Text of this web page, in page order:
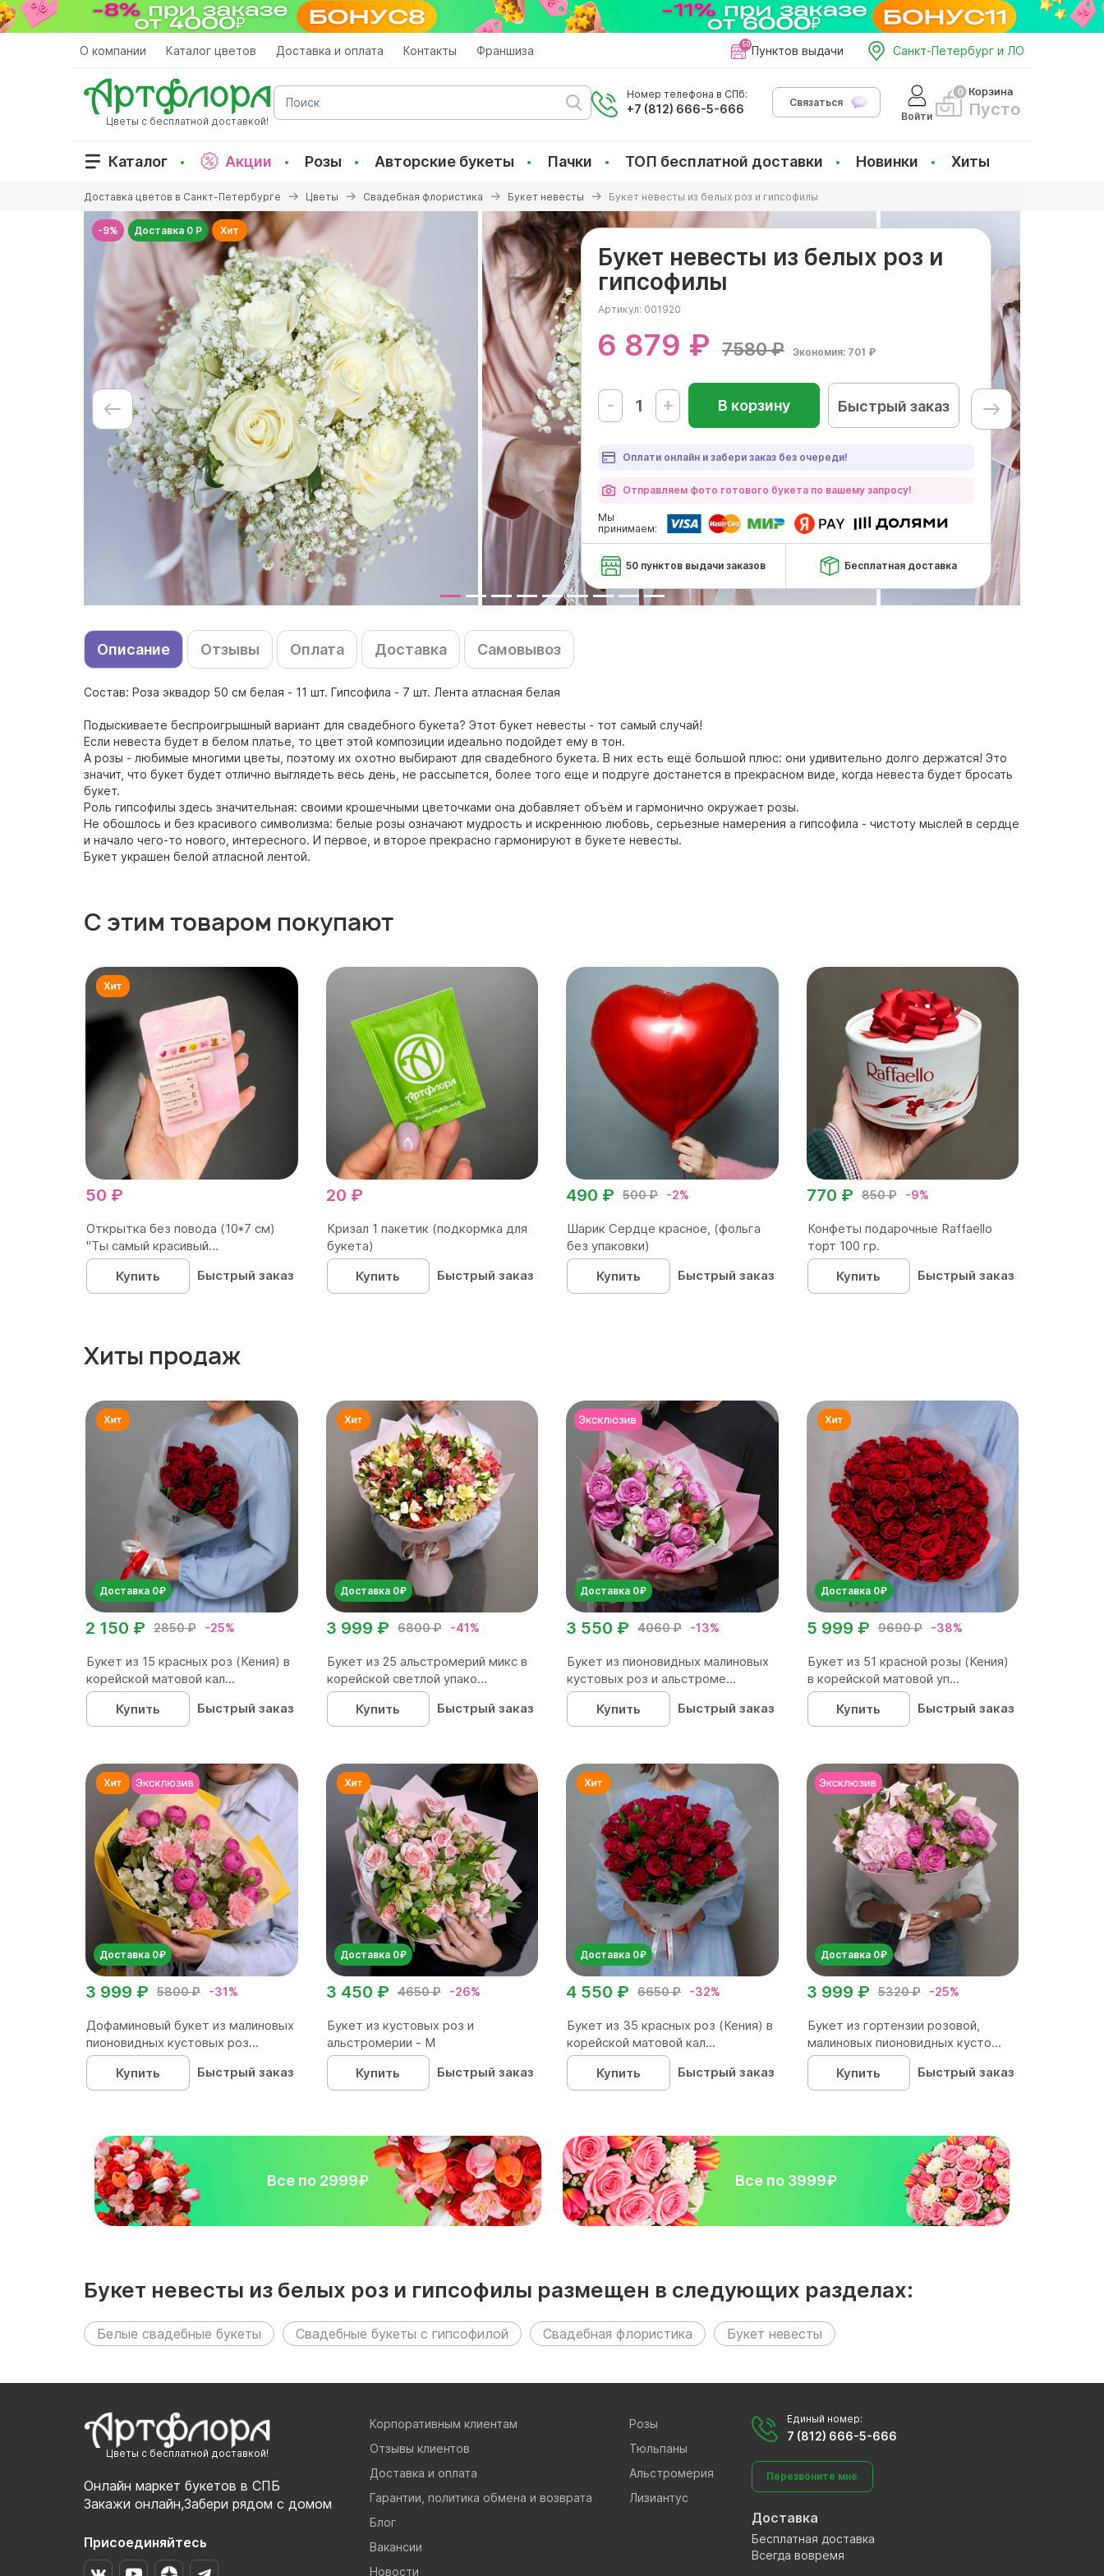
Перейти
к
О компании Каталог цветов Доставка и оплата Контакты Франшиза Пунктов выдачи Санкт-Петербург и ЛО
Цветы с бесплатной доставкой!
Поиск
Номер телефона в СПб:
+7 (812) 666-5-666
Связаться
Войти
Корзина
Пусто
Каталог Акции Розы Авторские букеты Пачки ТОП бесплатной доставки Новинки Хиты
здесь
Доставка цветов в Санкт-Петербурге Цветы Свадебная флористика Букет невесты Букет невесты из белых роз и гипсофилы
-9% Доставка 0 Р Хит
Букет невесты из белых роз и
гипсофилы
Артикул: 001920
6 879 ₽ 7580 ₽ Экономия: 701 ₽
- + В корзину Быстрый заказ
Оплати онлайн и забери заказ без очереди!
Отправляем фото готового букета по вашему запросу!
Мы
принимаем:
50 пунктов выдачи заказов Бесплатная доставка
Описание Отзывы Оплата Доставка Самовывоз
Состав: Роза эквадор 50 см белая - 11 шт. Гипсофила - 7 шт. Лента атласная белая
Подыскиваете беспроигрышный вариант для свадебного букета? Этот букет невесты - тот самый случай!
Если невеста будет в белом платье, то цвет этой композиции идеально подойдет ему в тон.
А розы - любимые многими цветы, поэтому их охотно выбирают для свадебного букета. В них есть ещё большой плюс: они удивительно долго держатся! Это
значит, что букет будет отлично выглядеть весь день, не рассыпется, более того еще и подруге достанется в прекрасном виде, когда невеста будет бросать
букет.
Роль гипсофилы здесь значительная: своими крошечными цветочками она добавляет объём и гармонично окружает розы.
Не обошлось и без красивого символизма: белые розы означают мудрость и искреннюю любовь, серьезные намерения а гипсофила - чистоту мыслей в сердце
и начало чего-то нового, интересного. И первое, и второе прекрасно гармонируют в букете невесты.
Букет украшен белой атласной лентой.
С этим товаром покупают
50 ₽
Открытка без повода (10*7 см)
"Ты самый красивый...
Купить
Быстрый заказ
20 ₽
Кризал 1 пакетик (подкормка для
букета)
Купить
Быстрый заказ
500 ₽ -2%
490 ₽
Шарик Сердце красное, (фольга
без упаковки)
Купить
Быстрый заказ
850 ₽ -9%
770 ₽
Конфеты подарочные Raffaello
торт 100 гр.
Купить
Быстрый заказ
Хиты продаж
Доставка 0₽
2850 ₽ -25%
2 150 ₽
Букет из 15 красных роз (Кения) в
корейской матовой кал...
Купить
Быстрый заказ
Доставка 0₽
6800 ₽ -41%
3 999 ₽
Букет из 25 альстромерий микс в
корейской светлой упако...
Купить
Быстрый заказ
Доставка 0₽
4060 ₽ -13%
3 550 ₽
Букет из пионовидных малиновых
кустовых роз и альстроме...
Купить
Быстрый заказ
Доставка 0₽
9690 ₽ -38%
5 999 ₽
Букет из 51 красной розы (Кения)
в корейской матовой уп...
Купить
Быстрый заказ
Доставка 0₽
5800 ₽ -31%
3 999 ₽
Дофаминовый букет из малиновых
пионовидных кустовых роз...
Купить
Быстрый заказ
Доставка 0₽
4650 ₽ -26%
3 450 ₽
Букет из кустовых роз и
альстромерии - М
Купить
Быстрый заказ
Доставка 0₽
6650 ₽ -32%
4 550 ₽
Букет из 35 красных роз (Кения) в
корейской матовой кал...
Купить
Быстрый заказ
Доставка 0₽
5320 ₽ -25%
3 999 ₽
Букет из гортензии розовой,
малиновых пионовидных кусто...
Купить
Быстрый заказ
Все по 2999₽ Все по 3999₽
Букет невесты из белых роз и гипсофилы размещен в следующих разделах:
Белые свадебные букеты Свадебные букеты с гипсофилой Свадебная флористика Букет невесты
Цветы с бесплатной доставкой!
Онлайн маркет букетов в СПБ
Закажи онлайн,Забери рядом с домом
Присоединяйтесь
Корпоративным клиентам
Отзывы клиентов
Доставка и оплата
Гарантии, политика обмена и возврата
Блог
Вакансии
Новости
Розы
Тюльпаны
Альстромерия
Лизиантус
Единый номер:
7 (812) 666-5-666
Перезвоните мне
Доставка
Бесплатная доставка
Всегда вовремя